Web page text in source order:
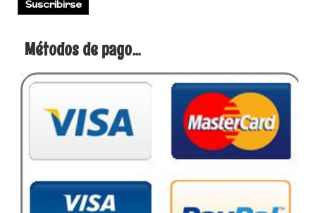
Métodos de pago...